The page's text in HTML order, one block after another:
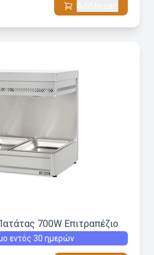
700W Επιτραπέζιο
εντός 30 ημερών